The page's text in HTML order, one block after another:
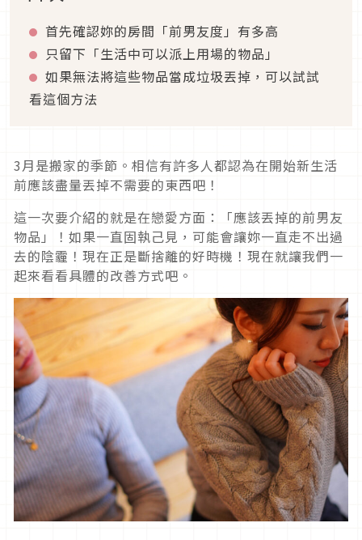
首先確認妳的房間「前男友度」有多高
只留下「生活中可以派上用場的物品」
如果無法將這些物品當成垃圾丟掉，可以試試
看這個方法
3月是搬家的季節。相信有許多人都認為在開始新生活
前應該盡量丟掉不需要的東西吧！
這一次要介紹的就是在戀愛方面：「應該丟掉的前男友
物品」！如果一直固執己見，可能會讓妳一直走不出過
去的陰霾！現在正是斷捨離的好時機！現在就讓我們一
起來看看具體的改善方式吧。